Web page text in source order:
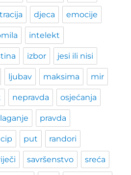
djeca emocije
intelekt
izbor jesi ili nisi
ljubav maksima mir
nepravda osjećanja
pravda
put randori
savršenstvo sreća